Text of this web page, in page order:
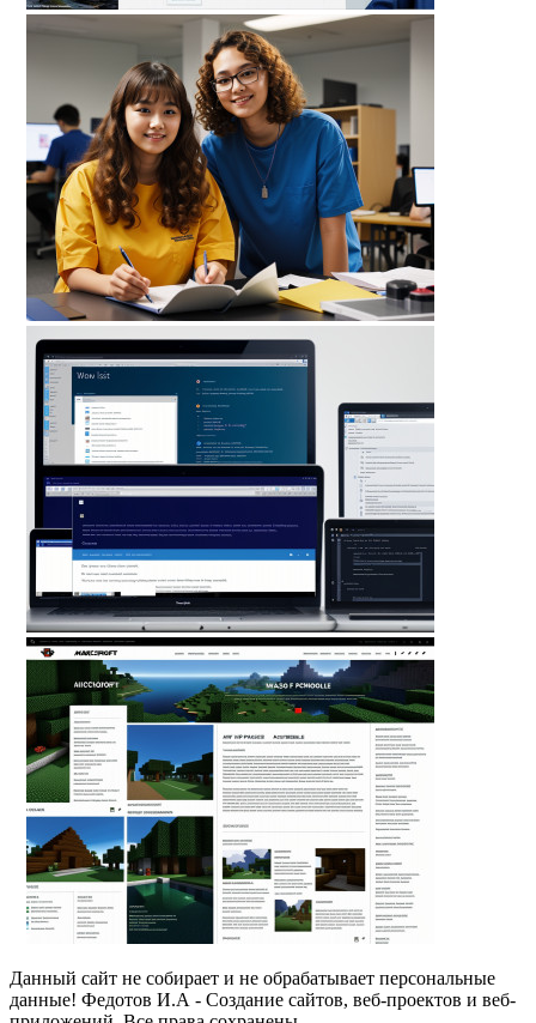
Данный сайт не собирает и не обрабатывает персональные
данные! Федотов И.А - Создание сайтов, веб-проектов и веб-